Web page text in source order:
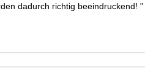
dadurch richtig beeindruckend! "